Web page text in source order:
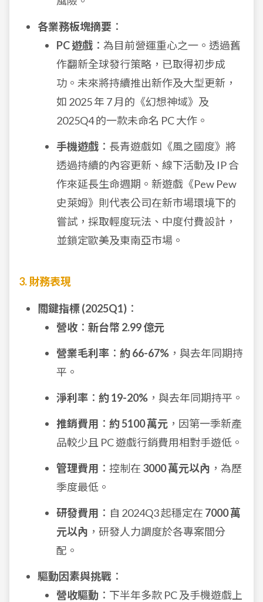
各業務板塊摘要 ：
PC 遊戲 ：為目前營運重心之一。透過舊
作翻新全球發行策略，已取得初步成
功。未來將持續推出新作及大型更新，
如 2025 年 7 月的《幻想神域》及
2025Q4 的一款未命名 PC 大作。
手機遊戲 ：長青遊戲如《風之國度》將
透過持續的內容更新、線下活動及 IP 合
作來延長生命週期。新遊戲《Pew Pew
史萊姆》則代表公司在新市場環境下的
嘗試，採取輕度玩法、中度付費設計，
並鎖定歐美及東南亞市場。
3. 財務表現
關鍵指標 (2025Q1) ：
營收 ： 新台幣 2.99 億元
營業毛利率 ： 約 66-67% ，與去年同期持
平。
淨利率 ： 約 19-20% ，與去年同期持平。
推銷費用 ： 約 5100 萬元 ，因第一季新產
品較少且 PC 遊戲行銷費用相對手遊低。
管理費用 ：控制在 3000 萬元以內 ，為歷
季度最低。
研發費用 ：自 2024Q3 起穩定在 7000 萬
元以內 ，研發人力調度於各專案間分
配。
驅動因素與挑戰 ：
營收驅動 ：下半年多款 PC 及手機遊戲上